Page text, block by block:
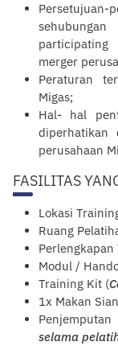
participating
merger
Peraturan
Migas;
Hal- hal
diperhatikan
perusahaan
FASILITAS
Lokasi
Ruang
Perlengkapan
Modul /
Training Kit (
1x Makan
selama